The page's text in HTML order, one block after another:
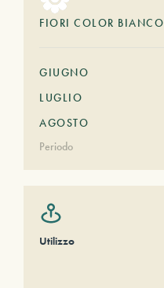
FIORI COLOR BIANCO
GIUGNO
LUGLIO
AGOSTO
Periodo
Utilizzo